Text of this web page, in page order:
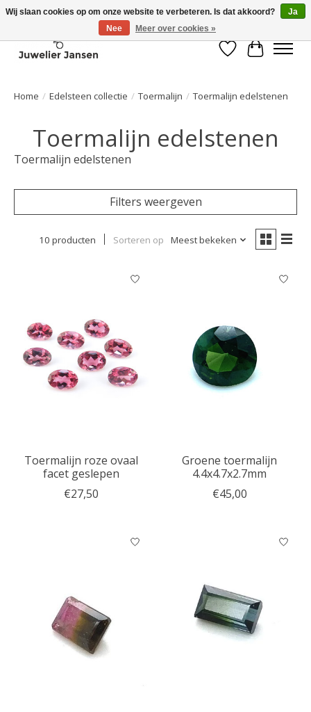
Verlanglijst
Home / Edelsteen collectie / Toermalijn / Toermalijn edelstenen
Toermalijn edelstenen
Toermalijn edelstenen
Filters weergeven
10 producten Sorteren op Meest bekeken
Toermalijn roze ovaal
facet geslepen
€27,50
​Groene toermalijn
4.4x4.7x2.7mm
€45,00
Wij slaan cookies op om onze website te verbeteren. Is dat akkoord?
Ja
Nee
Meer over cookies »